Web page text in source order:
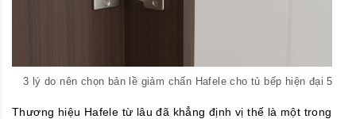
3 lý do nên chọn bản lề giảm chấn Hafele cho tủ bếp hiện đại 5
Thương hiệu Hafele từ lâu đã khẳng định vị thế là một trong